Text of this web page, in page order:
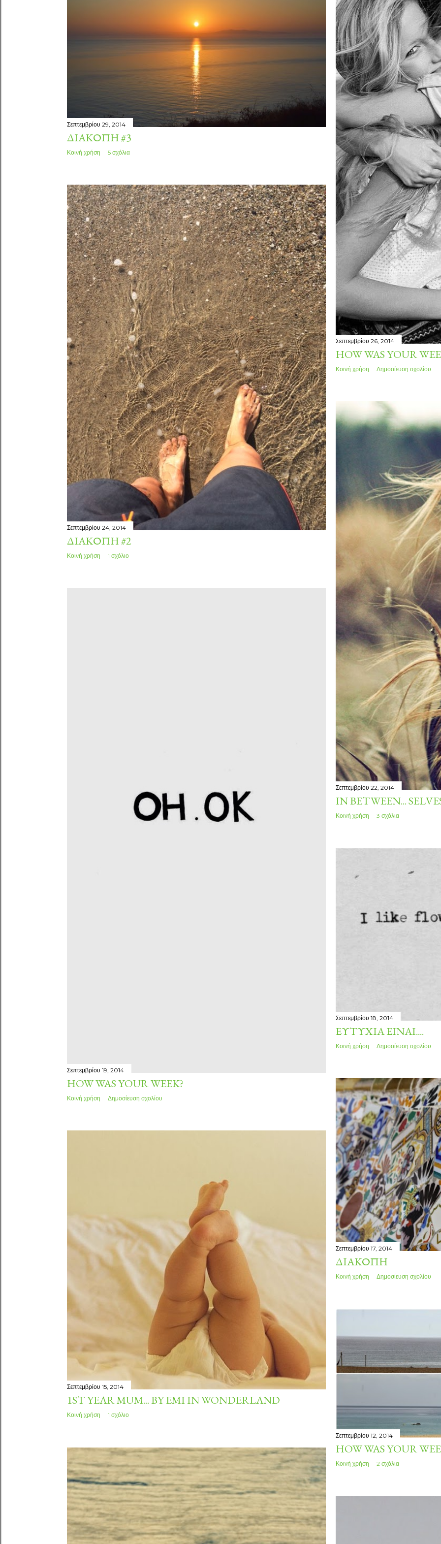
Σεπτεμβρίου 29, 2014
ΔΙΑΚΟΠΉ #3
Κοινή χρήση 5 σχόλια
Σεπτεμβρίου 26, 2014
HOW WAS YOUR
Κοινή χρήση Δημοσίευση σχολίου
Σεπτεμβρίου 24, 2014
ΔΙΑΚΟΠΉ #2
Κοινή χρήση 1 σχόλιο
Σεπτεμβρίου 22, 2014
IN BETWEEN...
Κοινή χρήση 3 σχόλια
Σεπτεμβρίου 19, 2014
HOW WAS YOUR WEEK?
Κοινή χρήση Δημοσίευση σχολίου
Σεπτεμβρίου 18, 2014
ΕΥΤΥΧΊΑ ΕΊΝΑΙ....
Κοινή χρήση Δημοσίευση σχολίου
Σεπτεμβρίου 17, 2014
ΔΙΑΚΟΠΉ
Κοινή χρήση Δημοσίευση σχολίου
Σεπτεμβρίου 15, 2014
1ST YEAR MUM... BY EMI IN WONDERLAND
Κοινή χρήση 1 σχόλιο
Σεπτεμβρίου 12, 2014
HOW WAS YOUR
Κοινή χρήση 2 σχόλια